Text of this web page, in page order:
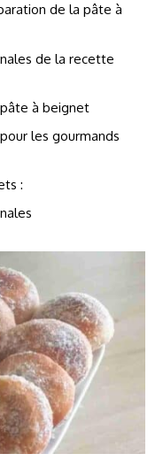
de la pâte à
de la recette
à beignet
les gourmands
: